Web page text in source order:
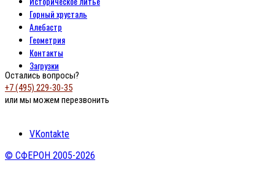
Горный хрусталь
Алебастр
Геометрия
Контакты
Загрузки
Остались вопросы?
+7 (495) 229-30-35
или мы можем перезвонить
VKontakte
© СФЕРОН 2005-2026